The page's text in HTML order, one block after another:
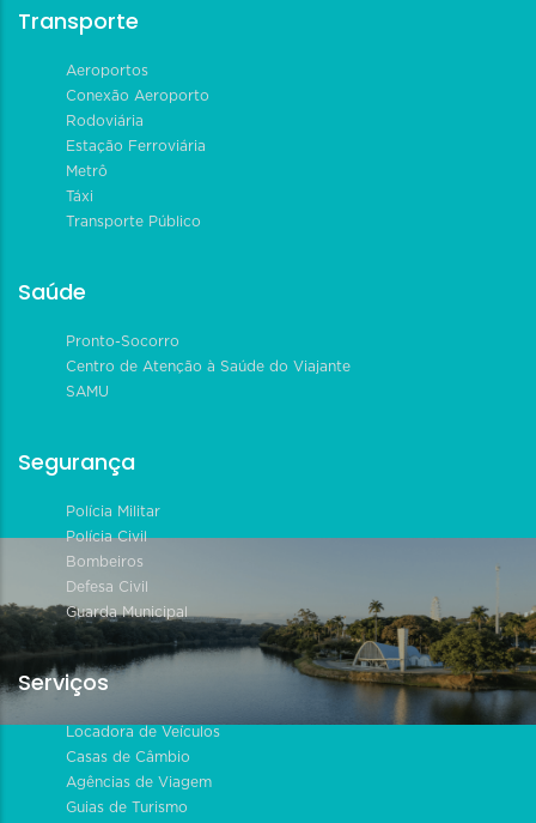
Transporte
Aeroportos
Conexão Aeroporto
Rodoviária
Estação Ferroviária
Metrô
Táxi
Transporte Público
Saúde
Pronto-Socorro
Centro de Atenção à Saúde do Viajante
SAMU
Segurança
Polícia Militar
Polícia Civil
Bombeiros
Defesa Civil
Guarda Municipal
Serviços
Locadora de Veículos
Casas de Câmbio
Agências de Viagem
Guias de Turismo